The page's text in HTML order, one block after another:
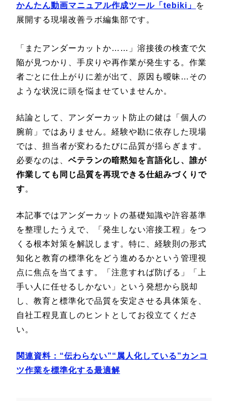
かんたん動画マニュアル作成ツール「tebiki」
を
展開する現場改善ラボ編集部です。
「またアンダーカットか……」溶接後の検査で欠
陥が見つかり、手戻りや再作業が発生する。作業
者ごとに仕上がりに差が出て、原因も曖昧…その
ような状況に頭を悩ませていませんか。
結論として、アンダーカット防止の鍵は「個人の
腕前」ではありません。経験や勘に依存した現場
では、担当者が変わるたびに品質が揺らぎます。
必要なのは、 ベテランの暗黙知を言語化し、誰が
作業しても同じ品質を再現できる仕組みづくりで
す。
本記事ではアンダーカットの基礎知識や許容基準
を整理したうえで、「発生しない溶接工程」をつ
くる根本対策を解説します。特に、経験則の形式
知化と教育の標準化をどう進めるかという管理視
点に焦点を当てます。「注意すれば防げる」「上
手い人に任せるしかない」という発想から脱却
し、教育と標準化で品質を安定させる具体策を、
自社工程見直しのヒントとしてお役立てくださ
い。
関連資料：“伝わらない”“属人化している”カンコ
ツ作業を標準化する最適解